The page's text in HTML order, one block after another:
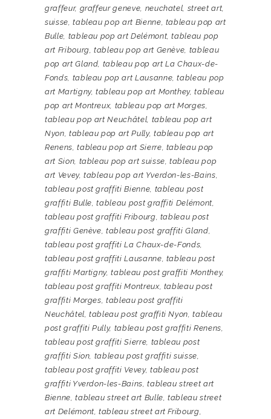
graffeur, graffeur geneve, neuchatel, street art,
suisse,tableau pop art Bienne, tableau pop art
Bulle, tableau pop art Delémont,tableau pop
art Fribourg,tableau pop art Genève, tableau
pop art Gland, tableau pop art La Chaux-de-
Fonds, tableau pop art Lausanne,tableau pop
art Martigny,tableau pop art Monthey,tableau
pop art Montreux, tableau pop art Morges,
tableau pop art Neuchâtel, tableau pop art
Nyon, tableau pop art Pully, tableau pop art
Renens,tableau pop art Sierre, tableau pop
art Sion, tableau pop art suisse,tableau pop
art Vevey,tableau pop art Yverdon-les-Bains,
tableau post graffiti Bienne, tableau post
graffiti Bulle,tableau post graffiti Delémont,
tableau post graffiti Fribourg, tableau post
graffiti Genève,tableau post graffiti Gland,
tableau post graffiti La Chaux-de-Fonds,
tableau post graffiti Lausanne, tableau post
graffiti Martigny,tableau post graffiti Monthey,
tableau post graffiti Montreux, tableau post
graffiti Morges,tableau post graffiti
Neuchâtel,tableau post graffiti Nyon,tableau
post graffiti Pully, tableau post graffiti Renens,
tableau post graffiti Sierre, tableau post
graffiti Sion, tableau post graffiti suisse,
tableau post graffiti Vevey, tableau post
graffiti Yverdon-les-Bains,tableau street art
Bienne,tableau street art Bulle,tableau street
art Delémont,tableau street art Fribourg,